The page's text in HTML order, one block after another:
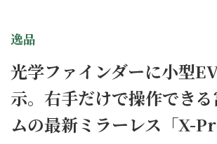
逸品
光学ファインダーに小型
示。右手だけで操作でき
ムの最新ミラーレス「X-